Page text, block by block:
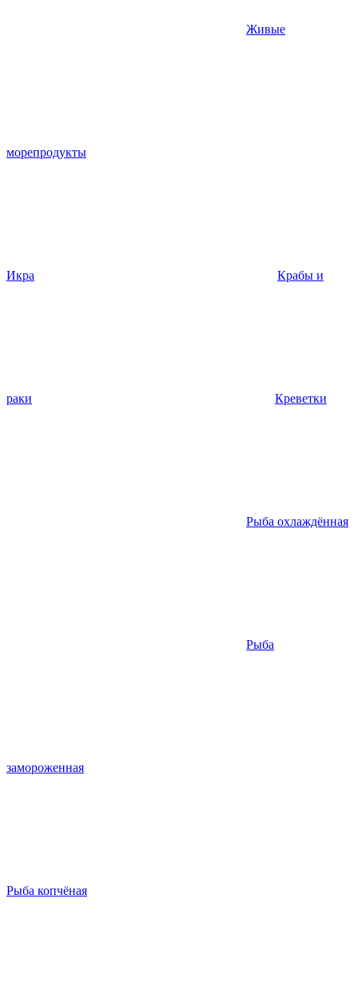
Живые
морепродукты
Икра Крабы и
раки Креветки
Рыба охлаждённая
Рыба
замороженная
Рыба копчёная